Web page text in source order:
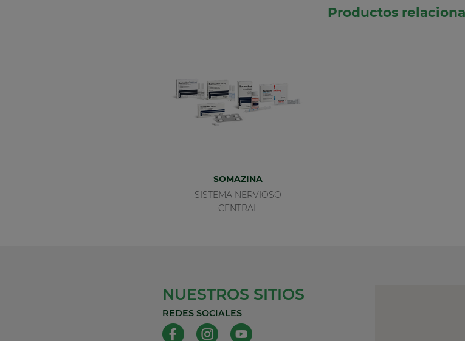
Productos
SOMAZINA
SISTEMA NERVIOSO
CENTRAL
NUESTROS SITIOS
REDES SOCIALES